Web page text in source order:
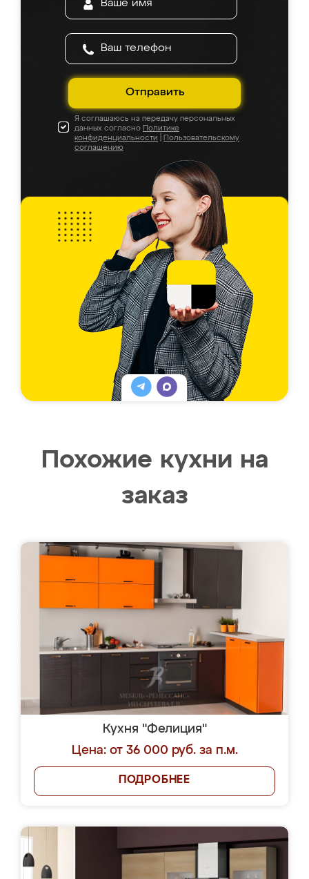
Отправить
Я соглашаюсь на передачу персональных
данных согласно Политике
конфиденциальности
Пользовательскому
соглашению
Похожие кухни на
заказ
Кухня "Фелиция"
Цена: от 36 000 руб. за п.м.
ПОДРОБНЕЕ